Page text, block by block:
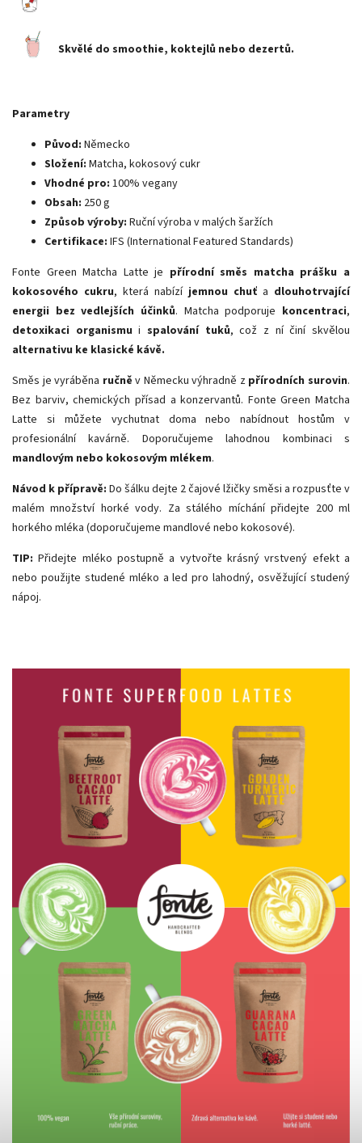
Skvělé do smoothie, koktejlů nebo dezertů.
Parametry
Původ: Německo
Složení: Matcha, kokosový cukr
Vhodné pro: 100% vegany
Obsah: 250 g
Způsob výroby: Ruční výroba v malých šaržích
Certifikace: IFS (International Featured Standards)
Fonte Green Matcha Latte je přírodní směs matcha prášku a
kokosového cukru, která nabízíjemnou chuť a dlouhotrvající
energii bez vedlejších účinků. Matcha podporuje koncentraci,
detoxikaci organismu ispalování tuků, což z ní činí skvělou
alternativu ke klasické kávě.
Směs je vyráběna ručně v Německu výhradně z přírodních surovin.
Bez barviv, chemických přísad a konzervantů. Fonte Green Matcha
Latte si můžete vychutnat doma nebo nabídnout hostům v
profesionální kavárně. Doporučujeme lahodnou kombinaci s
mandlovým nebo kokosovým mlékem.
Návod k přípravě: Do šálku dejte 2 čajové lžičky směsi a rozpusťte v
malém množství horké vody. Za stálého míchání přidejte 200 ml
horkého mléka (doporučujeme mandlové nebo kokosové).
TIP:Přidejte mléko postupně a vytvořte krásný vrstvený efekt a
nebo použijte studené mléko a led pro lahodný, osvěžující studený
nápoj.